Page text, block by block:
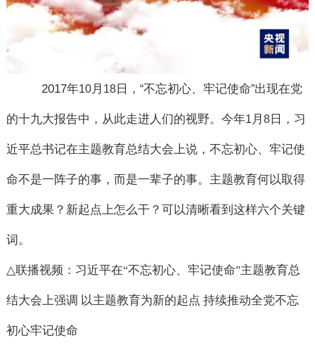
2017年10月 18日， “不忘初心、牢记使命”出现在党
的十九大报告中，从此走进人们的视野。今年1月 8日，习
近平总书记在主题教育总结大会上说，不忘初心、牢记使
命不是一阵子的事，而是一辈子的事。主题教育何以取得
重大成果？新起点上怎么干？可以清晰看到这样六个关键
词。
△联播视频：习近平在“不忘初心、牢记使命”主题教育总
结大会上强调 以主题教育为新的起点 持续推动全党不忘
初心牢记使命